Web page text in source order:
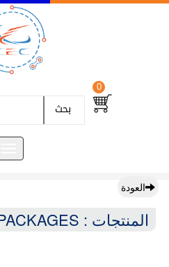
0
بحث
العودة
المنتجات : ORIGINAL PACKAGES